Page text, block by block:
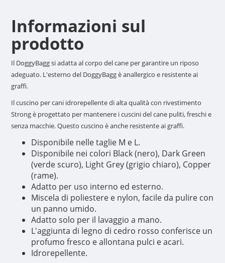
Informazioni sul
prodotto
Il DoggyBagg si adatta al corpo del cane per garantire un riposo
adeguato. L'esterno del DoggyBagg è anallergico e resistente ai
graffi.
Il cuscino per cani idrorepellente di alta qualità con rivestimento
Strong è progettato per mantenere i cuscini del cane puliti, freschi e
senza macchie. Questo cuscino è anche resistente ai graffi.
Disponibile nelle taglie M e L.
Disponibile nei colori Black (nero), Dark Green
(verde scuro), Light Grey (grigio chiaro), Copper
(rame).
Adatto per uso interno ed esterno.
Miscela di poliestere e nylon, facile da pulire con
un panno umido.
Adatto solo per il lavaggio a mano.
L'aggiunta di legno di cedro rosso conferisce un
profumo fresco e allontana pulci e acari.
Idrorepellente.